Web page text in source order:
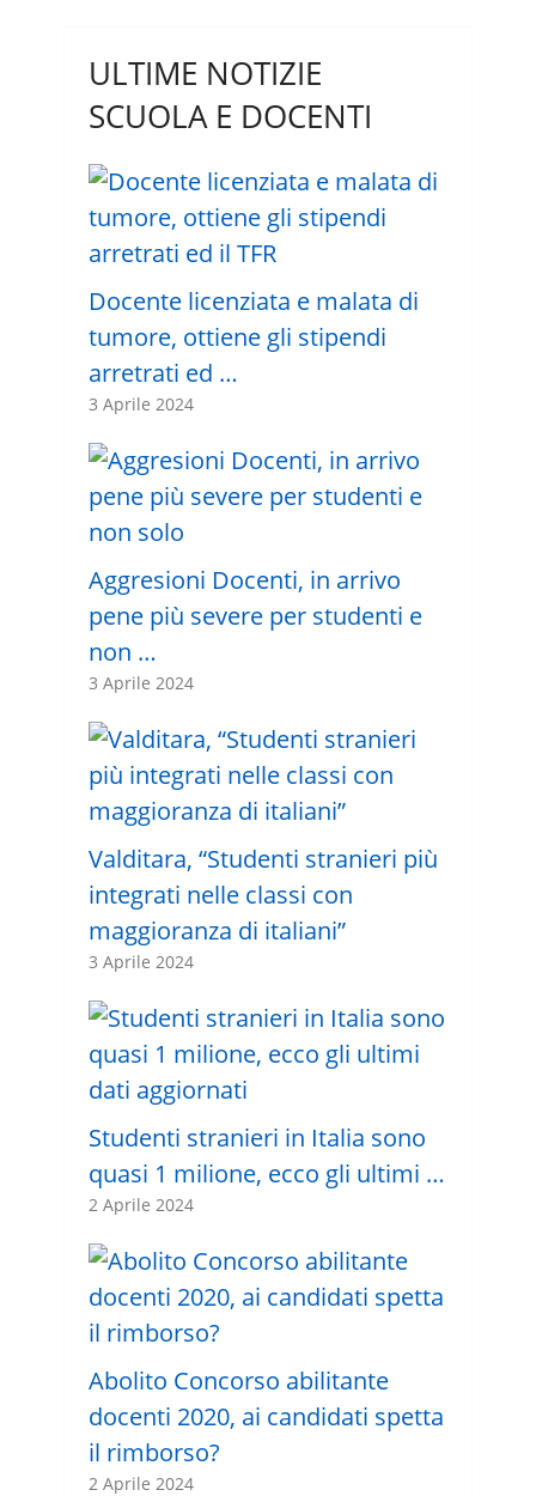
ULTIME NOTIZIE
SCUOLA E DOCENTI
Docente licenziata e malata di
tumore, ottiene gli stipendi
arretrati ed …
3 Aprile 2024
Aggresioni Docenti, in arrivo
pene più severe per studenti e
non …
3 Aprile 2024
Valditara, “Studenti stranieri più
integrati nelle classi con
maggioranza di italiani”
3 Aprile 2024
Studenti stranieri in Italia sono
quasi 1 milione, ecco gli ultimi …
2 Aprile 2024
Abolito Concorso abilitante
docenti 2020, ai candidati spetta
il rimborso?
2 Aprile 2024